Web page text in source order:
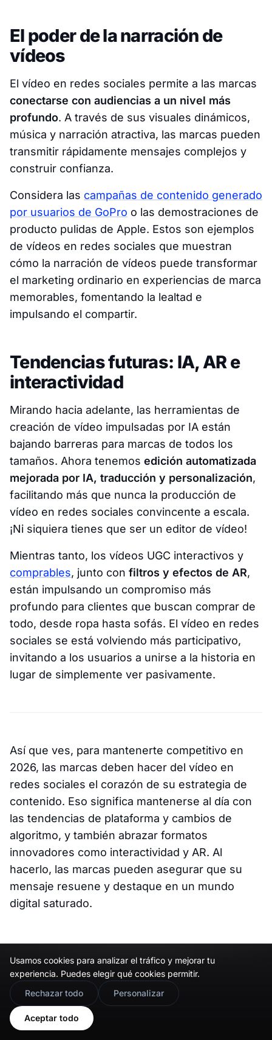
El poder de la narración de
vídeos
El vídeo en redes sociales permite a las marcas
conectarse con audiencias a un nivel más
profundo. A través de sus visuales dinámicos,
música y narración atractiva, las marcas pueden
transmitir rápidamente mensajes complejos y
construir confianza.
Considera las campañas de contenido generado
por usuarios de GoPro o las demostraciones de
producto pulidas de Apple. Estos son ejemplos
de vídeos en redes sociales que muestran
cómo la narración de vídeos puede transformar
el marketing ordinario en experiencias de marca
memorables, fomentando la lealtad e
impulsando el compartir.
Tendencias futuras: IA, AR e
interactividad
Mirando hacia adelante, las herramientas de
creación de vídeo impulsadas por IA están
bajando barreras para marcas de todos los
tamaños. Ahora tenemos edición automatizada
mejorada por IA, traducción y personalización,
facilitando más que nunca la producción de
vídeo en redes sociales convincente a escala.
¡Ni siquiera tienes que ser un editor de vídeo!
Mientras tanto, los vídeos UGC interactivos y
comprables, junto con filtros y efectos de AR,
están impulsando un compromiso más
profundo para clientes que buscan comprar de
todo, desde ropa hasta sofás. El vídeo en redes
sociales se está volviendo más participativo,
invitando a los usuarios a unirse a la historia en
lugar de simplemente ver pasivamente.
Así que ves, para mantenerte competitivo en
2026, las marcas deben hacer del vídeo en
redes sociales el corazón de su estrategia de
contenido. Eso significa mantenerse al día con
las tendencias de plataforma y cambios de
algoritmo, y también abrazar formatos
innovadores como interactividad y AR. Al
hacerlo, las marcas pueden asegurar que su
mensaje resuene y destaque en un mundo
digital saturado.
¿Cómo crear vídeos en
redes sociales de alto
impacto en 2026?
Usamos cookies para analizar el tráfico y mejorar tu
experiencia. Puedes elegir qué cookies permitir.
Rechazar todo
Personalizar
Aceptar todo
🇬🇧 Would you prefer this site in English?
View in English